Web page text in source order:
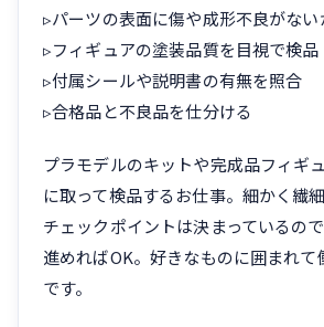
▹パーツの表面に傷や成形不良がない
▹フィギュアの塗装品質を目視で検品
▹付属シールや説明書の有無を照合
▹合格品と不良品を仕分ける
プラモデルのキットや完成品フィギ
に取って検品するお仕事。細かく繊
チェックポイントは決まっているの
進めればOK。好きなものに囲まれ
です。